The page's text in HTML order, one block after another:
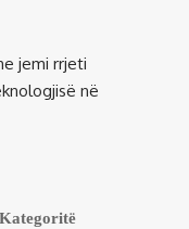
jemi rrjeti
në